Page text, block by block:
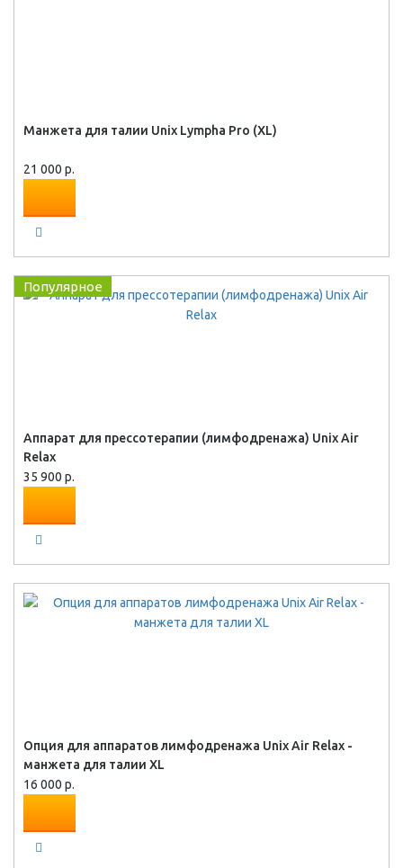
Манжета для талии Unix Lympha Pro (XL)
21 000 р.
Популярное
Аппарат для прессотерапии (лимфодренажа) Unix Air
Relax
35 900 р.
Опция для аппаратов лимфодренажа Unix Air Relax -
манжета для талии XL
16 000 р.